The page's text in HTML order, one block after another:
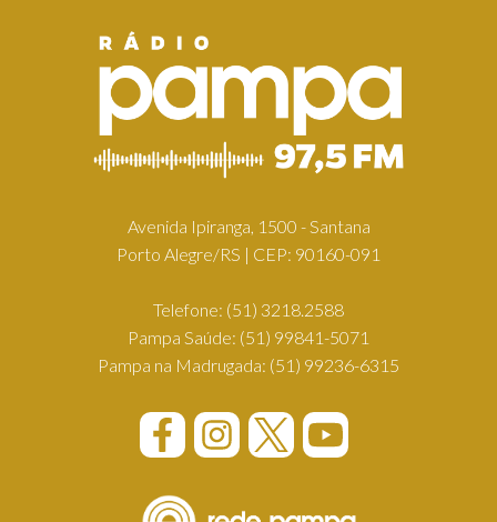
Avenida Ipiranga, 1500 - Santana
Porto Alegre/RS | CEP: 90160-091
Telefone: (51) 3218.2588
Pampa Saúde: (51) 99841-5071
Pampa na Madrugada: (51) 99236-6315